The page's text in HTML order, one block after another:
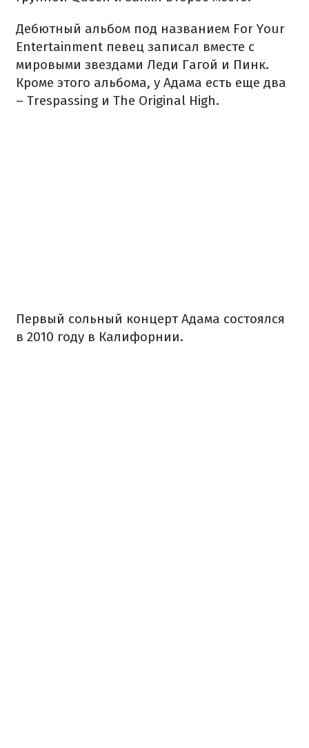
Дебютный альбом под названием For Your
Entertainment певец записал вместе с
мировыми звездами Леди Гагой и Пинк.
Кроме этого альбома, у Адама есть еще два
– Trespassing и The Original High.
Первый сольный концерт Адама состоялся
в 2010 году в Калифорнии.